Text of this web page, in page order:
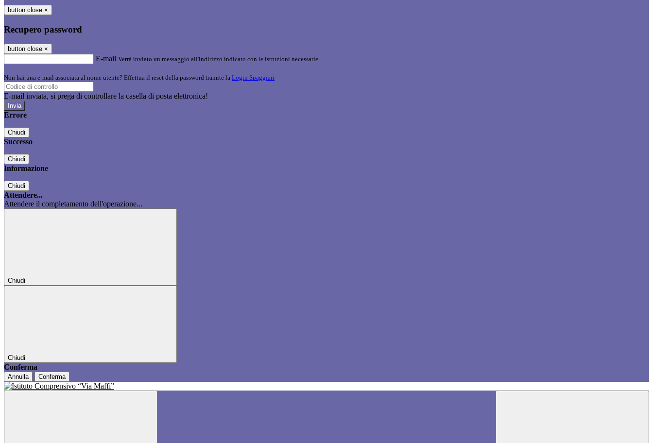
button close ×
Recupero password
button close ×
E-mail Verrà inviato un messaggio all'indirizzo indicato con le istruzioni necessarie.
Non hai una e-mail associata al nome utente? Effettua il reset della password tramite la Login Spaggiari
E-mail inviata, si prega di controllare la casella di posta elettronica!
Errore
Chiudi
Successo
Chiudi
Informazione
Chiudi
Attendere...
Attendere il completamento dell'operazione...
Chiudi
Chiudi
Conferma
Annulla Conferma